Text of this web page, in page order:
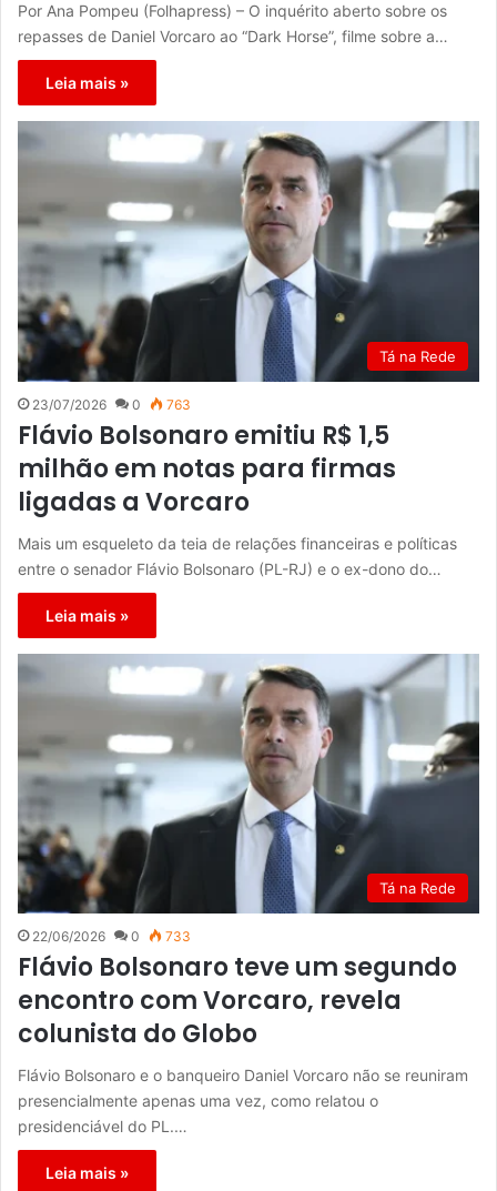
Por Ana Pompeu (Folhapress) – O inquérito aberto sobre os
repasses de Daniel Vorcaro ao “Dark Horse”, filme sobre a…
Leia mais »
Tá na Rede
23/07/2026 0 763
Flávio Bolsonaro emitiu R$ 1,5
milhão em notas para firmas
ligadas a Vorcaro
Mais um esqueleto da teia de relações financeiras e políticas
entre o senador Flávio Bolsonaro (PL-RJ) e o ex-dono do…
Leia mais »
Tá na Rede
22/06/2026 0 733
Flávio Bolsonaro teve um segundo
encontro com Vorcaro, revela
colunista do Globo
Flávio Bolsonaro e o banqueiro Daniel Vorcaro não se reuniram
presencialmente apenas uma vez, como relatou o
presidenciável do PL.…
Leia mais »